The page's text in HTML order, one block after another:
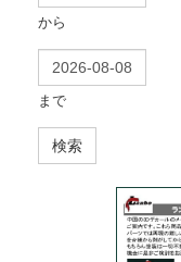
から
まで
検索